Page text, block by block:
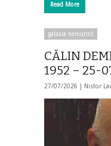
Read More
galaxia nemuririi
CĂLIN
1952 – 25-
27/07/2026 | Nistor